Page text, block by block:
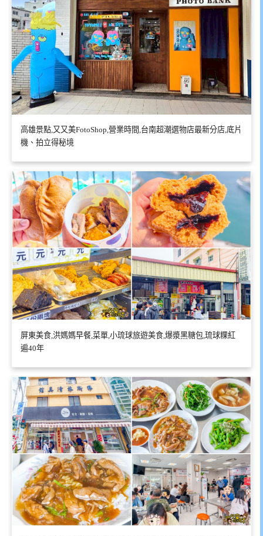
高雄景點,又又美FotoShop,營業時間,台南超潮選物店最新分店,底片
機、拍立得秘境
屏東美食,洪媽媽早餐,菜單,小琉球旅遊美食,爆漿黑糖包,琉球粿紅
遍40年